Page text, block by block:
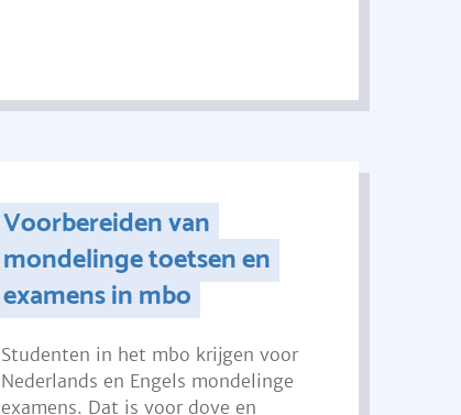
Voorbereiden van
mondelinge toetsen en
examens in mbo
Studenten in het mbo krijgen voor
Nederlands en Engels mondelinge
examens. Dat is voor dove en